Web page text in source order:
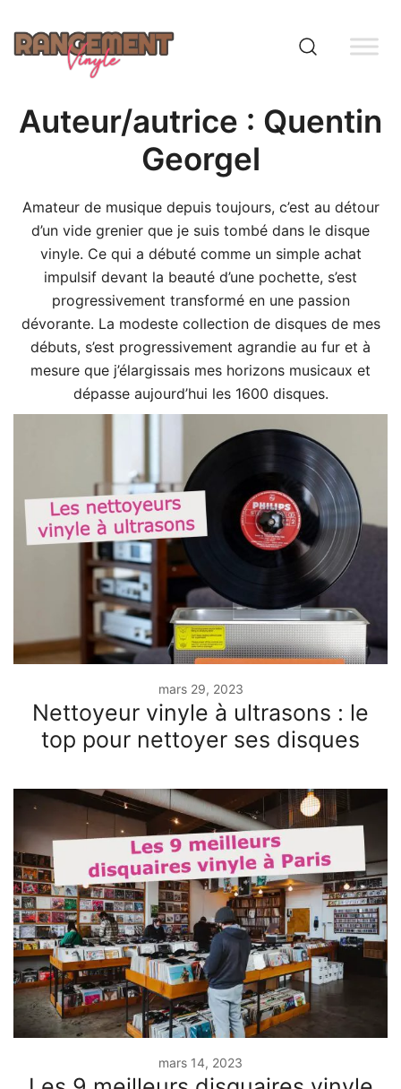
content
Auteur/autrice : Quentin
Georgel
Amateur de musique depuis toujours, c’est au détour
d’un vide grenier que je suis tombé dans le disque
vinyle. Ce qui a débuté comme un simple achat
impulsif devant la beauté d’une pochette, s’est
progressivement transformé en une passion
dévorante. La modeste collection de disques de mes
débuts, s’est progressivement agrandie au fur et à
mesure que j’élargissais mes horizons musicaux et
dépasse aujourd’hui les 1600 disques.
mars 29, 2023
Nettoyeur vinyle à ultrasons : le
top pour nettoyer ses disques
mars 14, 2023